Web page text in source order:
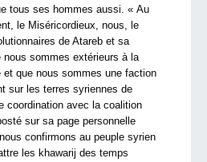
tous ses hommes aussi. « Au
le Miséricordieux, nous, le
de Atareb et sa
nous sommes extérieurs à la
et que nous sommes une faction
sur les terres syriennes de
coordination avec la coalition
sur sa page personnelle
confirmons au peuple syrien
les khawarij des temps